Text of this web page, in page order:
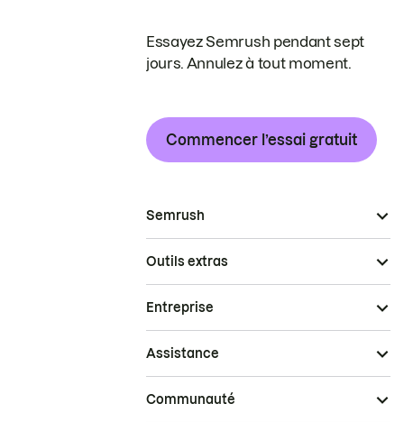
Essayez Semrush pendant sept
jours. Annulez à tout moment.
Commencer l’essai gratuit
Semrush
Outils extras
Entreprise
Assistance
Communauté